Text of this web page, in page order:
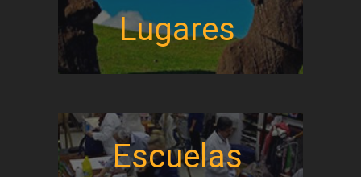
Lugares
Escuelas